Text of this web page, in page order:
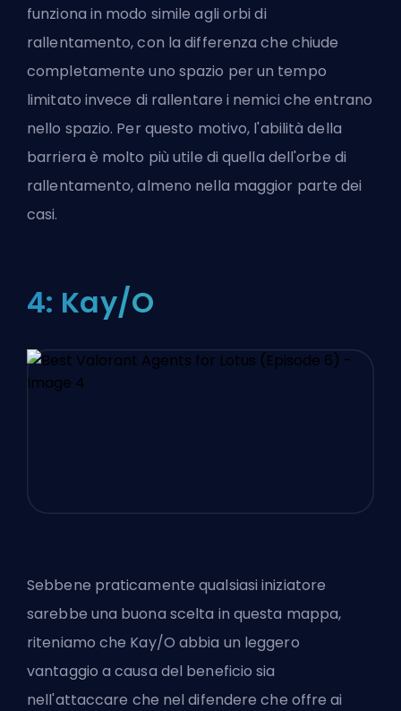
funziona in modo simile agli orbi di
rallentamento, con la differenza che chiude
completamente uno spazio per un tempo
limitato invece di rallentare i nemici che entrano
nello spazio. Per questo motivo, l'abilità della
barriera è molto più utile di quella dell'orbe di
rallentamento, almeno nella maggior parte dei
casi.
4: Kay/O
Sebbene praticamente qualsiasi iniziatore
sarebbe una buona scelta in questa mappa,
riteniamo che Kay/O abbia un leggero
vantaggio a causa del beneficio sia
nell'attaccare che nel difendere che offre ai